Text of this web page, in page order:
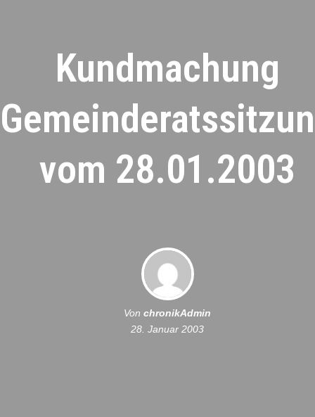
Kundmachung
vom 28.01.2003
Von chronikAdmin
28. Januar 2003